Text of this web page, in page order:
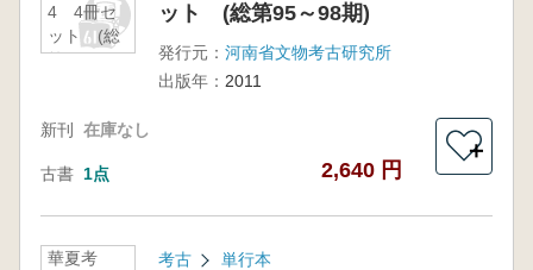
4 4冊セ
ット (総
第95～98
ット (総第95～98期)
発行元： 河南省文物考古研究所
出版年： 2011
新刊 在庫なし
古書 1点 2,640 円
＋
華夏考
考古 単行本